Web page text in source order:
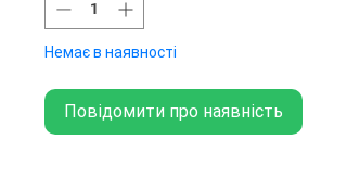
Немає в наявності
Повідомити про наявність